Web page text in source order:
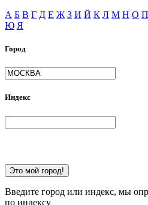
А Б В Г Д Е Ж З И Й К Л М Н О П
Ю Я
Город
Индекс
Это мой город!
Введите город или индекс, мы
по индексу